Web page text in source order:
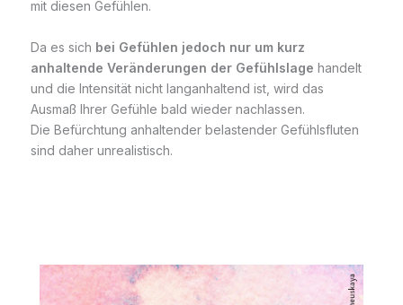
mit diesen Gefühlen.
Da es sich bei Gefühlen jedoch nur um kurz
anhaltende Veränderungen der Gefühlslage handelt
und die Intensität nicht langanhaltend ist, wird das
Ausmaß Ihrer Gefühle bald wieder nachlassen.
Die Befürchtung anhaltender belastender Gefühlsfluten
sind daher unrealistisch.